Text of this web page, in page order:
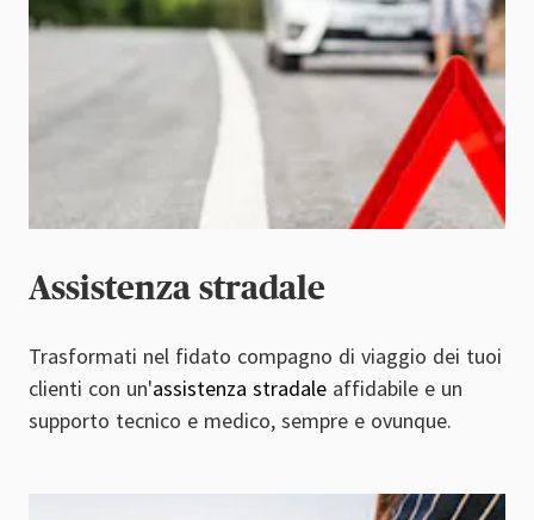
Assistenza stradale
Trasformati nel fidato compagno di viaggio dei tuoi
clienti con un'assistenza stradale affidabile e un
supporto tecnico e medico, sempre e ovunque.